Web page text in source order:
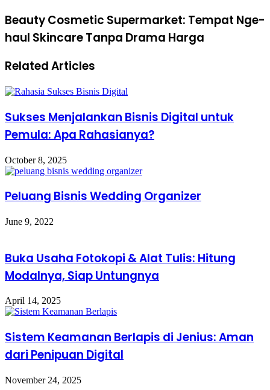
Beauty Cosmetic Supermarket: Tempat Nge-
haul Skincare Tanpa Drama Harga
Related Articles
Sukses Menjalankan Bisnis Digital untuk
Pemula: Apa Rahasianya?
October 8, 2025
Peluang Bisnis Wedding Organizer
June 9, 2022
Buka Usaha Fotokopi & Alat Tulis: Hitung
Modalnya, Siap Untungnya
April 14, 2025
Sistem Keamanan Berlapis di Jenius: Aman
dari Penipuan Digital
November 24, 2025